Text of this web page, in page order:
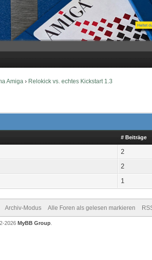
Amiga › Relokick vs. echtes Kickstart 1.3
# Beiträge
2
2
1
Archiv-Modus Alle Foren als gelesen markieren
2026 MyBB Group.